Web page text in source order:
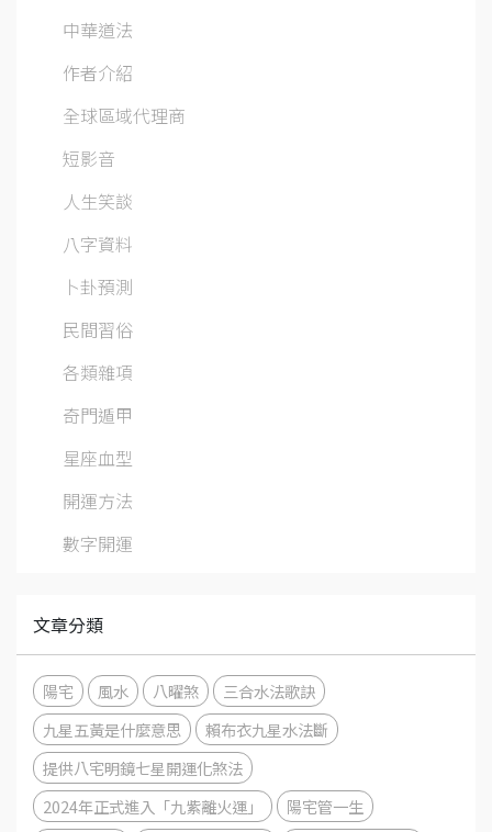
中華道法
作者介紹
全球區域代理商
短影音
人生笑談
八字資料
卜卦預測
民間習俗
各類雜項
奇門遁甲
星座血型
開運方法
數字開運
文章分類
陽宅 風水 八曜煞
三合水法歌訣
九星五黃是什麼意思
賴布衣九星水法斷
提供八宅明鏡七星開運化煞法
2024年正式進入「九紫離火運」
陽宅管一生